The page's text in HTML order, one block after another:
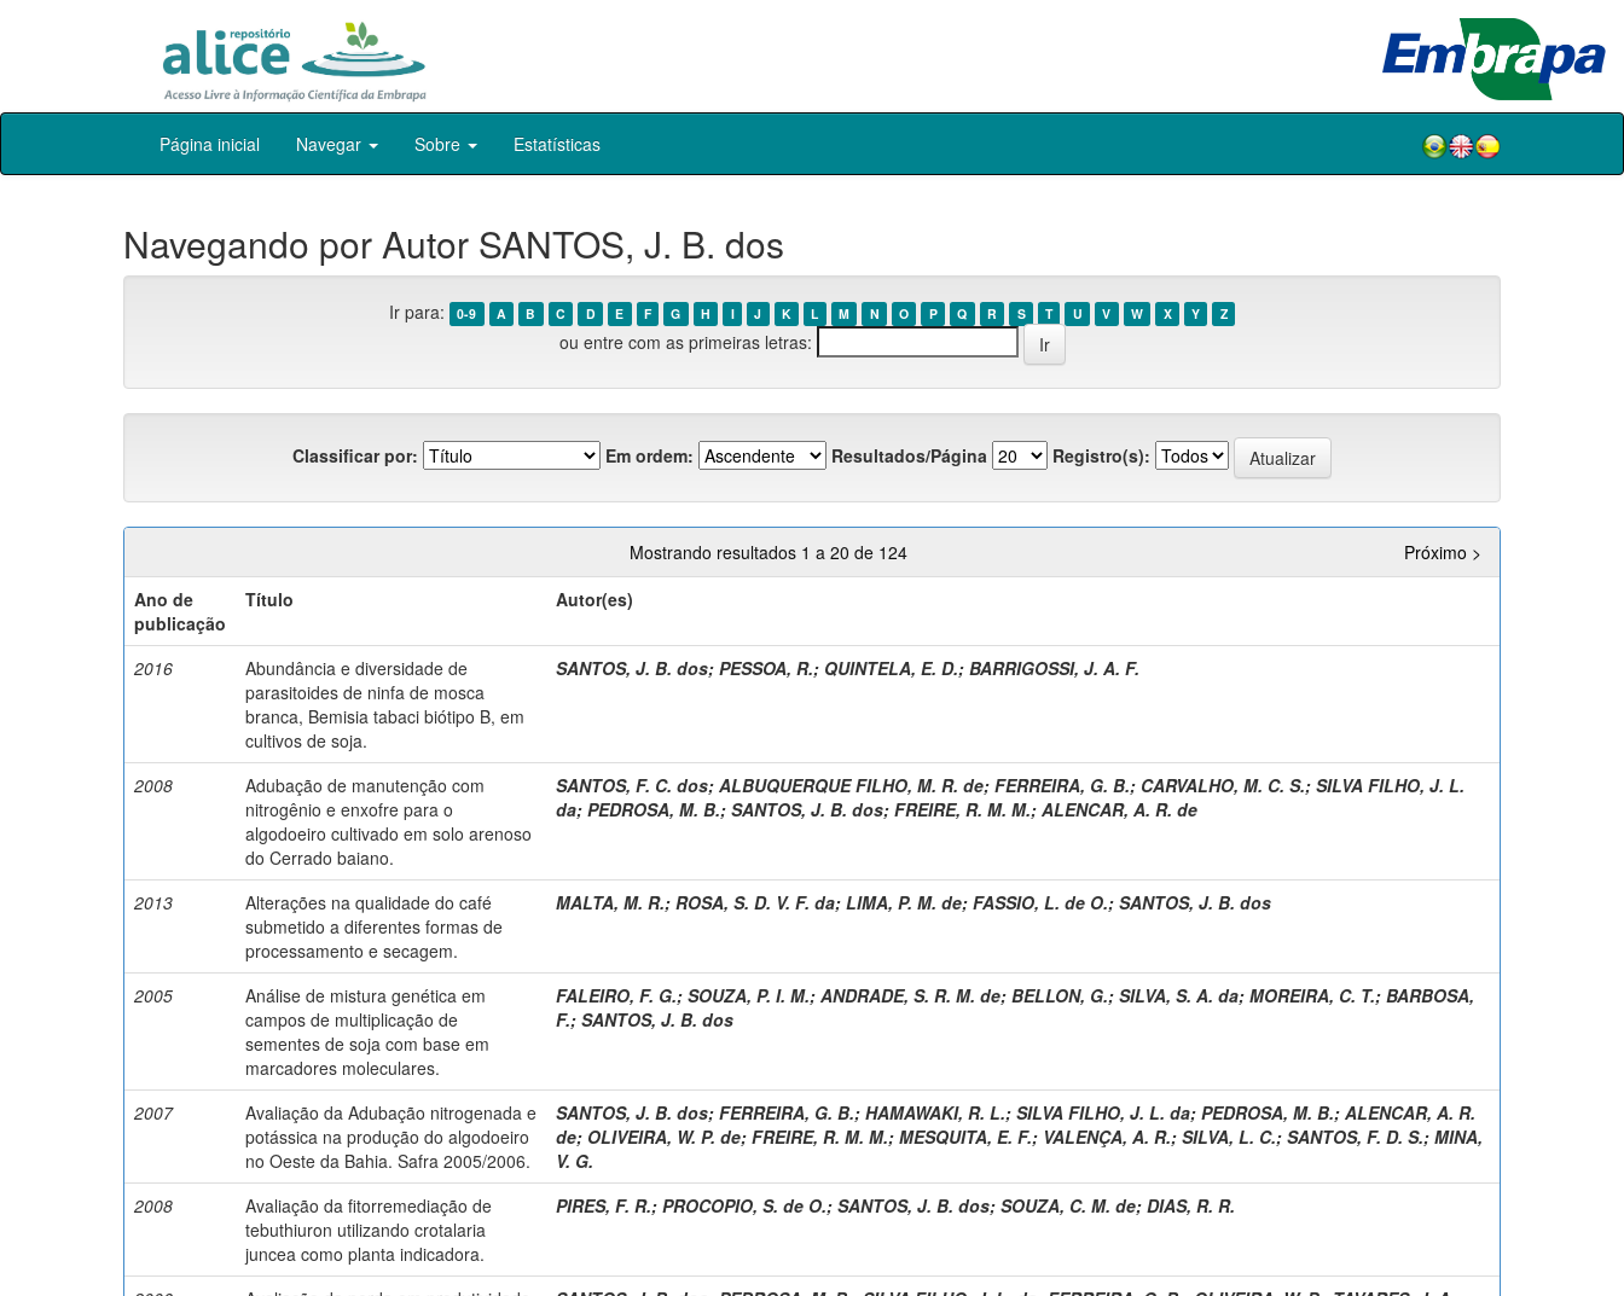
Skip
Página inicial Navegar Sobre Estatísticas
Navegando por Autor SANTOS, J. B. dos
Ir para: 0-9 A B C D E F G H I J K L M N O P Q R S T U V W X Y Z
ou entre com as primeiras letras:
Classificar por: Em ordem: Resultados/Página Registro(s):
Mostrando resultados 1 a 20 de 124
Próximo >
Ano de
publicação
Título Autor(es)
2016
Abundância e diversidade de
parasitoides de ninfa de mosca
branca, Bemisia tabaci biótipo B, em
cultivos de soja.
SANTOS, J. B. dos; PESSOA, R.; QUINTELA, E. D.; BARRIGOSSI, J. A. F.
2008
Adubação de manutenção com
nitrogênio e enxofre para o
algodoeiro cultivado em solo arenoso
do Cerrado baiano.
SANTOS, F. C. dos; ALBUQUERQUE FILHO, M. R. de; FERREIRA, G. B.; CARVALHO, M. C. S.; SILVA FILHO, J. L.
da; PEDROSA, M. B.; SANTOS, J. B. dos; FREIRE, R. M. M.; ALENCAR, A. R. de
2013
Alterações na qualidade do café
submetido a diferentes formas de
processamento e secagem.
MALTA, M. R.; ROSA, S. D. V. F. da; LIMA, P. M. de; FASSIO, L. de O.; SANTOS, J. B. dos
2005
Análise de mistura genética em
campos de multiplicação de
sementes de soja com base em
marcadores moleculares.
FALEIRO, F. G.; SOUZA, P. I. M.; ANDRADE, S. R. M. de; BELLON, G.; SILVA, S. A. da; MOREIRA, C. T.; BARBOSA,
F.; SANTOS, J. B. dos
2007
Avaliação da Adubação nitrogenada e
potássica na produção do algodoeiro
no Oeste da Bahia. Safra 2005/2006.
SANTOS, J. B. dos; FERREIRA, G. B.; HAMAWAKI, R. L.; SILVA FILHO, J. L. da; PEDROSA, M. B.; ALENCAR, A. R.
de; OLIVEIRA, W. P. de; FREIRE, R. M. M.; MESQUITA, E. F.; VALENÇA, A. R.; SILVA, L. C.; SANTOS, F. D. S.; MINA,
V. G.
2008
Avaliação da fitorremediação de
tebuthiuron utilizando crotalaria
juncea como planta indicadora.
PIRES, F. R.; PROCOPIO, S. de O.; SANTOS, J. B. dos; SOUZA, C. M. de; DIAS, R. R.